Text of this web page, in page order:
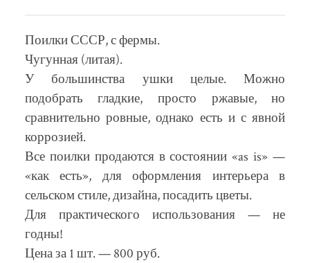
Поилки СССР, с фермы.
Чугунная (литая).
У большинства ушки целые. Можно
подобрать гладкие, просто ржавые, но
сравнительно ровные, однако есть и с явной
коррозией.
Все поилки продаются в состоянии «as is» —
«как есть», для оформления интерьера в
сельском стиле, дизайна, посадить цветы.
Для практического использования — не
годны!
Цена за 1 шт. — 800 руб.